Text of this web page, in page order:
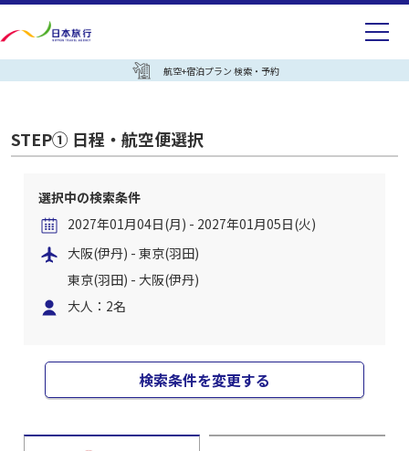
航空+宿泊プラン 検索・予約
STEP① 日程・航空便選択
選択中の検索条件
2027年01月04日(月) - 2027年01月05日(火)
大阪(伊丹) - 東京(羽田)
東京(羽田) - 大阪(伊丹)
大人：2名
検索条件を変更する